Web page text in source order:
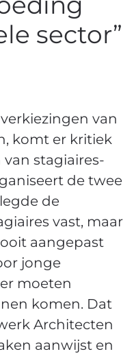
sector”
van
komt er kritiek
stagiaires-
de twee
de
vast, maar
aangepast
jonge
moeten
komen. Dat
Architecten
aanwijst en